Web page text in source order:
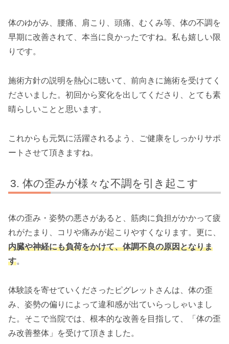
体のゆがみ、腰痛、肩こり、頭痛、むくみ等、体の不調を
早期に改善されて、本当に良かったですね。私も嬉しい限
りです。
施術方針の説明を熱心に聴いて、前向きに施術を受けてく
ださいました。初回から変化を出してくださり、とても素
晴らしいことと思います。
これからも元気に活躍されるよう、ご健康をしっかりサポ
ートさせて頂きますね。
体の歪みが様々な不調を引き起こす
体の歪み・姿勢の悪さがあると、筋肉に負担がかかって疲
れがたまり、コリや痛みが起こりやすくなります。更に、
内臓や神経にも負荷をかけて、体調不良の原因となりま
す。
体験談を寄せていくださったピグレットさんは、体の歪
み、姿勢の偏りによって違和感が出ていらっしゃいまし
た。そこで当院では、根本的な改善を目指して、「体の歪
み改善整体」を受けて頂きました。